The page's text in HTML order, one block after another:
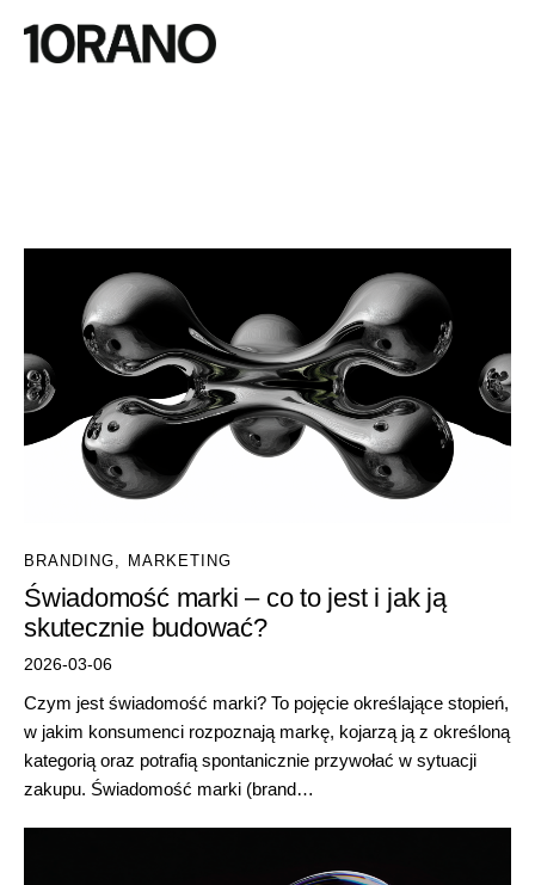
BRANDING MARKETING
Świadomość marki – co to jest i jak ją
skutecznie budować?
2026-03-06
Czym jest świadomość marki? To pojęcie określające stopień,
w jakim konsumenci rozpoznają markę, kojarzą ją z określoną
kategorią oraz potrafią spontanicznie przywołać w sytuacji
zakupu. Świadomość marki (brand…